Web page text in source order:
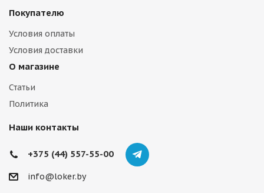
Покупателю
Условия оплаты
Условия доставки
О магазине
Статьи
Политика
Наши контакты
+375 (44) 557-55-00
info@loker.by